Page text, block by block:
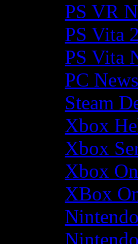
PS VR
PS Vita
PS Vita
PC News
Steam
Xbox
Xbox
Xbox
XBox